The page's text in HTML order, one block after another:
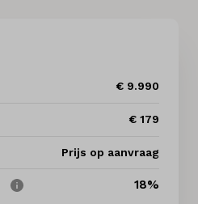
€ 9.990
€ 179
Prijs op aanvraag
18%